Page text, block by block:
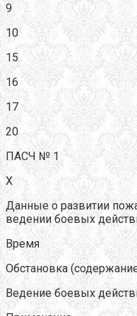
9
10
15
16
17
20
ПАСЧ № 1
Х
Данные о развитии
ведении боевых
Время
Обстановка
Ведение боевых